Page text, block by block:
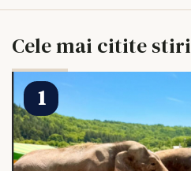
Cele mai citite stiri